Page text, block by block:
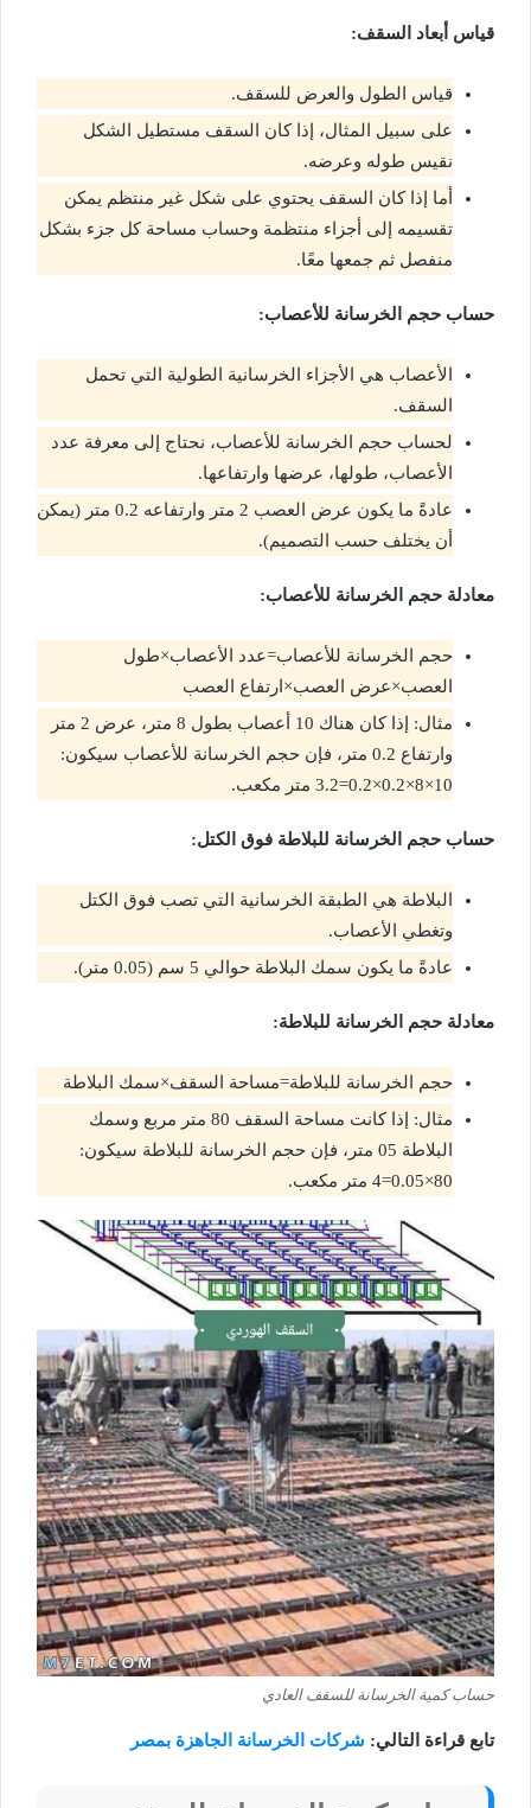
قياس أبعاد السقف:
قياس الطول والعرض للسقف.
على سبيل المثال، إذا كان السقف مستطيل الشكل
نقيس طوله وعرضه.
أما إذا كان السقف يحتوي على شكل غير منتظم يمكن
تقسيمه إلى أجزاء منتظمة وحساب مساحة كل جزء بشكل
منفصل ثم جمعها معًا.
حساب حجم الخرسانة للأعصاب:
الأعصاب هي الأجزاء الخرسانية الطولية التي تحمل
السقف.
لحساب حجم الخرسانة للأعصاب، نحتاج إلى معرفة عدد
الأعصاب، طولها، عرضها وارتفاعها.
عادةً ما يكون عرض العصب 2 متر وارتفاعه 0.2 متر (يمكن
أن يختلف حسب التصميم).
معادلة حجم الخرسانة للأعصاب:
حجم الخرسانة للأعصاب=عدد الأعصاب×طول
العصب×عرض العصب×ارتفاع العصب
مثال: إذا كان هناك 10 أعصاب بطول 8 متر، عرض 2 متر
وارتفاع 0.2 متر، فإن حجم الخرسانة للأعصاب سيكون:
10×8×0.2×0.2=3.2 متر مكعب.
حساب حجم الخرسانة للبلاطة فوق الكتل:
البلاطة هي الطبقة الخرسانية التي تصب فوق الكتل
وتغطي الأعصاب.
عادةً ما يكون سمك البلاطة حوالي 5 سم (0.05 متر).
معادلة حجم الخرسانة للبلاطة:
حجم الخرسانة للبلاطة=مساحة السقف×سمك البلاطة
مثال: إذا كانت مساحة السقف 80 متر مربع وسمك
البلاطة 05 متر، فإن حجم الخرسانة للبلاطة سيكون:
80×0.05=4 متر مكعب.
حساب كمية الخرسانة للسقف العادي
تابع قراءة التالي: شركات الخرسانة الجاهزة بمصر